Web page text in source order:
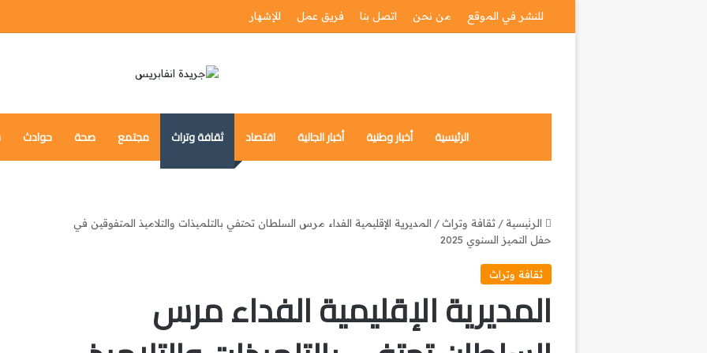
للنشر في الموقع من نحن اتصل بنا فريق عمل للإشهار
الرئيسية أخبار وطنية أخبار الجالية اقتصاد ثقافة وتراث مجتمع صحة حوادث
الرئيسية/ ثقافة وتراث/ المديرية الإقليمية الفداء مرس السلطان تحتفي بالتلميذات والتلاميذ المتفوقين في
حفل التميز السنوي 2025
ثقافة وتراث
المديرية الإقليمية الفداء مرس